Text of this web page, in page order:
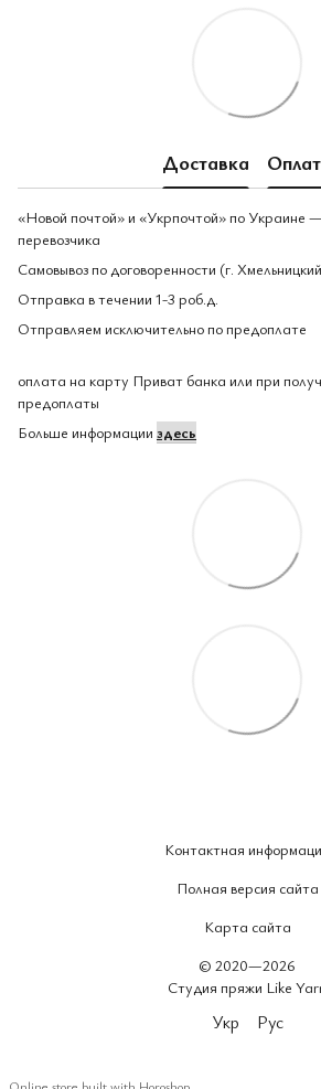
Доставка
«Новой почтой» и «Укрпочтой» по Украине
перевозчика
Самовывоз по договоренности (г.
Отправка в течении 1-3 роб.д.
Отправляем исключительно по предоплате
оплата на карту Приват банка или при
предоплаты
Больше информации здесь
Контактная
Полная версия сайта
Карта сайта
© 2020—2026
Студия пряжи Like
Укр Рус